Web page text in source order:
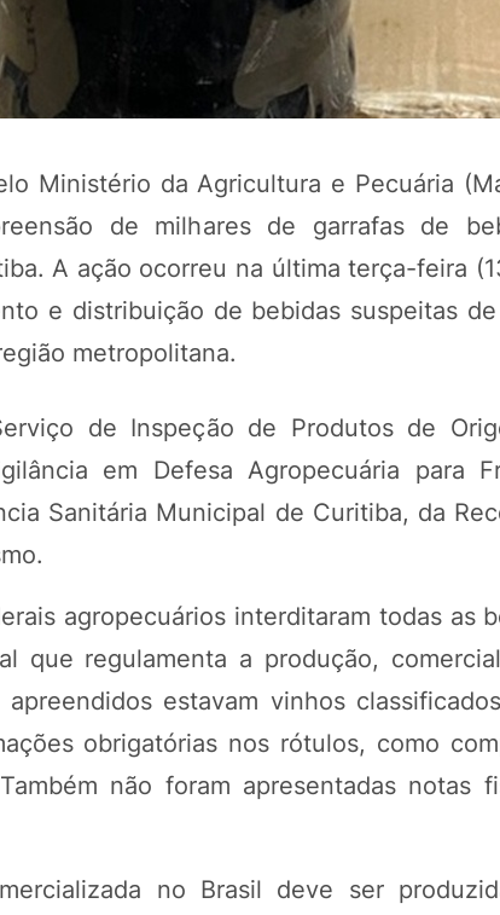
Ministério da Agricultura e Pecuária
de milhares de garrafas de
A ação ocorreu na última terça-feira
e distribuição de bebidas suspeitas
metropolitana.
de Inspeção de Produtos de
em Defesa Agropecuária para
Sanitária Municipal de Curitiba, da
agropecuários interditaram todas as
que regulamenta a produção,
estavam vinhos
obrigatórias nos rótulos, como
não foram apresentadas notas
no Brasil deve ser